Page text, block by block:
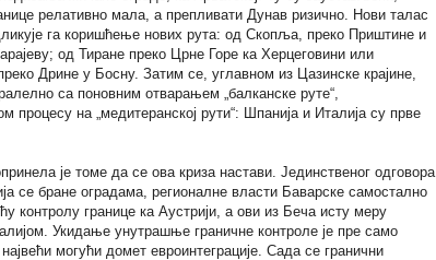
релативно мала, а препливати Дунав ризично. Нови талас
га коришћење нових рута: од Скопља, преко Приштине и
од Тиране преко Црне Горе ка Херцеговини или
Дрине у Босну. Затим се, углавном из Цазинске крајине,
са поновним отварањем „балканске руте“,
процесу на „медитеранској рути“: Шпанија и Италија су прве
је томе да се ова криза настави. Јединственог одговора
се бране оградама, регионалне власти Баварске самостално
контролу границе ка Аустрији, а ови из Беча исту меру
Укидање унутрашње граничне контроле је пре само
могући домет евроинтеграције. Сада се гранични